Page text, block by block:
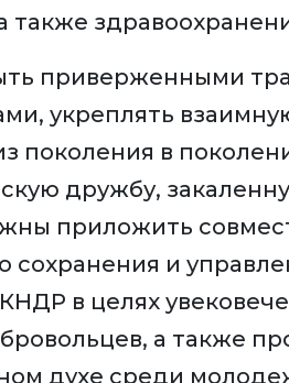
также
приверженными
укреплять
поколения в
дружбу,
приложить
сохранения и
в целях
а также
духе среди